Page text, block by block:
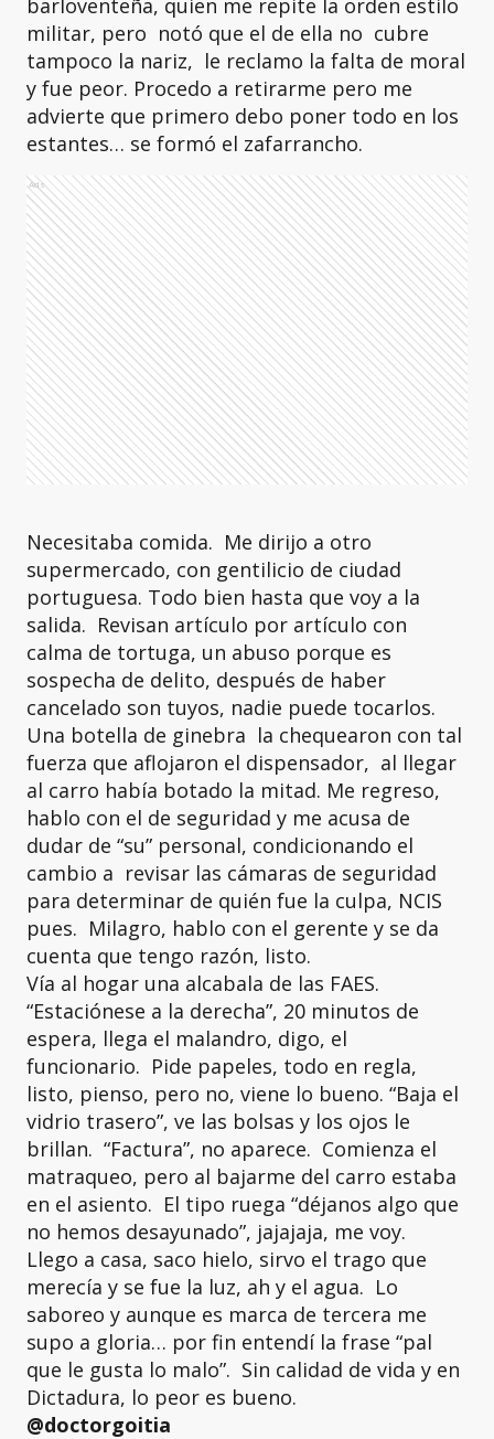
barloventeña, quien me repite la orden estilo
militar, pero notó que el de ella no cubre
tampoco la nariz, le reclamo la falta de moral
y fue peor. Procedo a retirarme pero me
advierte que primero debo poner todo en los
estantes… se formó el zafarrancho.
Ads
Necesitaba comida. Me dirijo a otro
supermercado, con gentilicio de ciudad
portuguesa. Todo bien hasta que voy a la
salida. Revisan artículo por artículo con
calma de tortuga, un abuso porque es
sospecha de delito, después de haber
cancelado son tuyos, nadie puede tocarlos.
Una botella de ginebra la chequearon con tal
fuerza que aflojaron el dispensador, al llegar
al carro había botado la mitad. Me regreso,
hablo con el de seguridad y me acusa de
dudar de “su” personal, condicionando el
cambio a revisar las cámaras de seguridad
para determinar de quién fue la culpa, NCIS
pues. Milagro, hablo con el gerente y se da
cuenta que tengo razón, listo.
Vía al hogar una alcabala de las FAES.
“Estaciónese a la derecha”, 20 minutos de
espera, llega el malandro, digo, el
funcionario. Pide papeles, todo en regla,
listo, pienso, pero no, viene lo bueno. “Baja el
vidrio trasero”, ve las bolsas y los ojos le
brillan. “Factura”, no aparece. Comienza el
matraqueo, pero al bajarme del carro estaba
en el asiento. El tipo ruega “déjanos algo que
no hemos desayunado”, jajajaja, me voy.
Llego a casa, saco hielo, sirvo el trago que
merecía y se fue la luz, ah y el agua. Lo
saboreo y aunque es marca de tercera me
supo a gloria… por fin entendí la frase “pal
que le gusta lo malo”. Sin calidad de vida y en
Dictadura, lo peor es bueno.
@doctorgoitia